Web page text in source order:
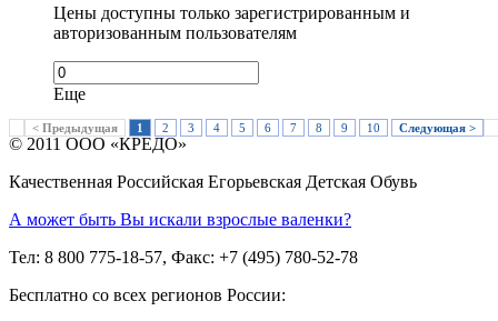
Цены доступны только зарегистрированным и
авторизованным пользователям
Еще
< Предыдущая 1 2 3 4 5 6 7 8 9 10 Следующая >
© 2011 ООО «КРЕДО»
Качественная Российская Егорьевская Детская Обувь
А может быть Вы искали взрослые валенки?
Тел: 8 800 775-18-57, Факс: +7 (495) 780-52-78
Бесплатно со всех регионов России: